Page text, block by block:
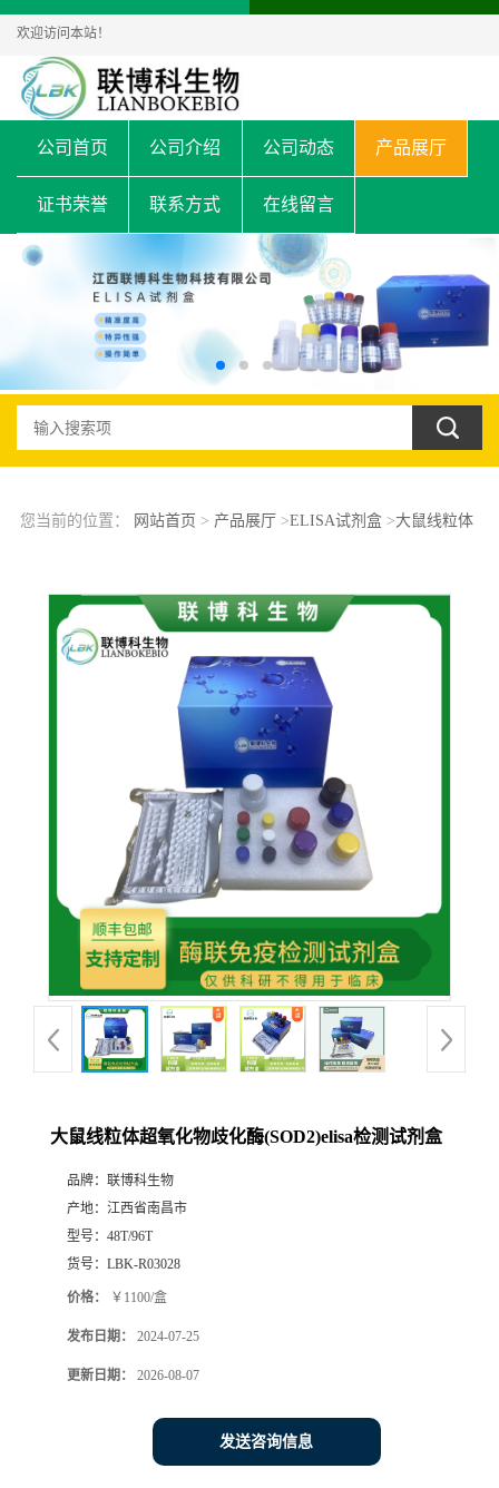
欢迎访问本站！
公司首页 公司介绍 公司动态 产品展厅
证书荣誉 联系方式 在线留言
您当前的位置： 网站首页 > 产品展厅 >ELISA试剂盒>大鼠线粒体
大鼠线粒体超氧化物歧化酶(SOD2)elisa检测试剂盒
品牌： 联博科生物
产地： 江西省南昌市
型号： 48T/96T
货号： LBK-R03028
价格： ￥1100/盒
发布日期： 2024-07-25
更新日期： 2026-08-07
发送咨询信息